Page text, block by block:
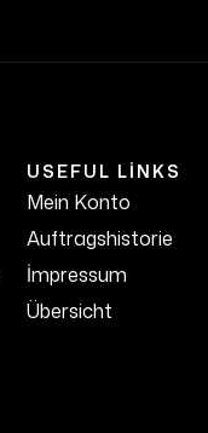
USEFUL LINKS
Mein Konto
Auftragshistorie
İmpressum
Übersicht